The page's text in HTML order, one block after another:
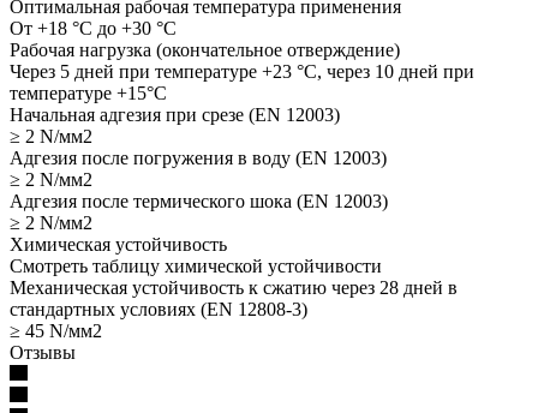
Оптимальная рабочая температура применения
От +18 °С до +30 °С
Рабочая нагрузка (окончательное отверждение)
Через 5 дней при температуре +23 °С, через 10 дней при
температуре +15°С
Начальная адгезия при срезе (EN 12003)
≥ 2 N/мм2
Адгезия после погружения в воду (EN 12003)
≥ 2 N/мм2
Адгезия после термического шока (EN 12003)
≥ 2 N/мм2
Химическая устойчивость
Смотреть таблицу химической устойчивости
Механическая устойчивость к сжатию через 28 дней в
стандартных условиях (EN 12808-3)
≥ 45 N/мм2
Отзывы